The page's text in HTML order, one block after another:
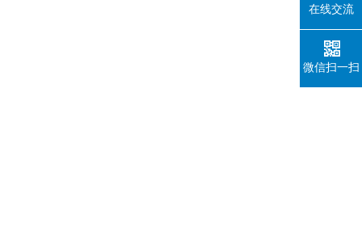
在线交流
微信扫一扫